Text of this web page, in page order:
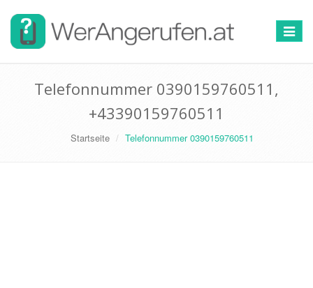
Toggle
Telefonnummer 0390159760511,
+43390159760511
Startseite Telefonnummer 0390159760511